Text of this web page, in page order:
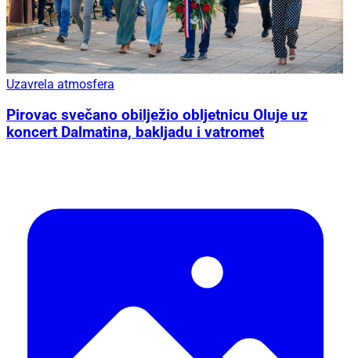
Uzavrela atmosfera
Pirovac svečano obilježio obljetnicu Oluje uz
koncert Dalmatina, bakljadu i vatromet